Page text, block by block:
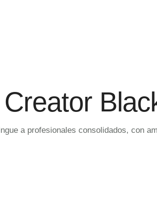
a profesionales consolidados, con